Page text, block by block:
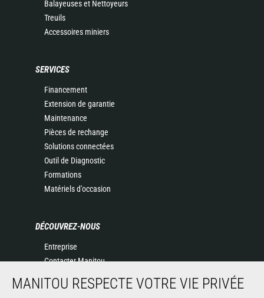
Balayeuses et Nettoyeurs
Treuils
Accessoires miniers
SERVICES
Financement
Extension de garantie
Maintenance
Pièces de rechange
Solutions connectées
Outil de Diagnostic
Formations
Matériels d'occasion
DÉCOUVREZ-NOUS
Entreprise
Contacter Manitou
Politique de protection des données
MANITOU RESPECTE VOTRE VIE PRIVÉE